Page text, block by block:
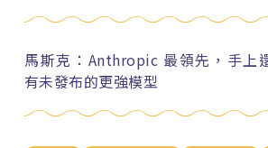
馬斯克：Anthropic 最領先，手上
有未發布的更強模型